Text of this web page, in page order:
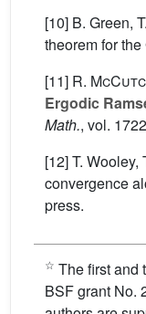
[10] B. Green,
theorem for
[11] R.
Ergodic
Math., vol. 1722
[12] T.
convergence
press.
☆ The first and
BSF grant No.